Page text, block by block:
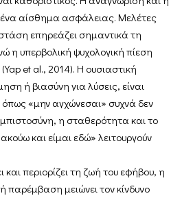
αίσθημα ασφάλειας. Μελέτες
στάση επηρεάζει σημαντικά τη
η υπερβολική ψυχολογική πίεση
et al., 2014). Η ουσιαστική
ή βιασύνη για λύσεις, είναι
«μην αγχώνεσαι» συχνά δεν
η σταθερότητα και το
και είμαι εδώ» λειτουργούν
και περιορίζει τη ζωή του εφήβου, η
παρέμβαση μειώνει τον κίνδυνο